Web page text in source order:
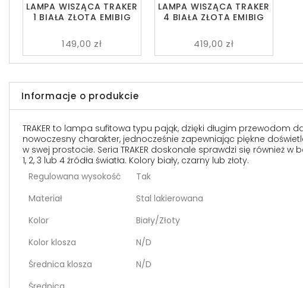
LAMPA WISZĄCA TRAKER
1 BIAŁA ZŁOTA EMIBIG
149,00 zł
LAMPA WISZĄCA TRAKER
4 BIAŁA ZŁOTA EMIBIG
419,00 zł
Informacje o produkcie
TRAKER to lampa sufitowa typu pająk, dzięki długim
nowoczesny charakter, jednocześnie zapewniając piękne
w swej prostocie. Seria TRAKER doskonale sprawdzi się również
1, 2, 3 lub 4 źródła światła. Kolory biały, czarny lub złoty.
Regulowana wysokość
Tak
Materiał
Stal lakierowana
Kolor
Biały/Złoty
Kolor klosza
N/D
Średnica klosza
N/D